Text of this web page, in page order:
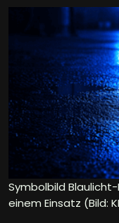
Symbolbild
einem Einsatz (Bild: